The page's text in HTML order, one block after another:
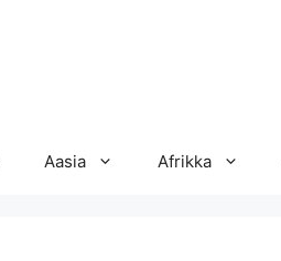
Aasia Afrikka